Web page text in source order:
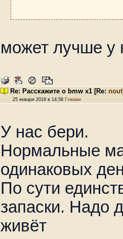
может лучше у
Re: Расскажите о bmw x1 [Re: nout
25 января 2018 в 14:58 Гілками
У нас бери.
Нормальные
одинаковых
По сути
запаски. Надо
живёт